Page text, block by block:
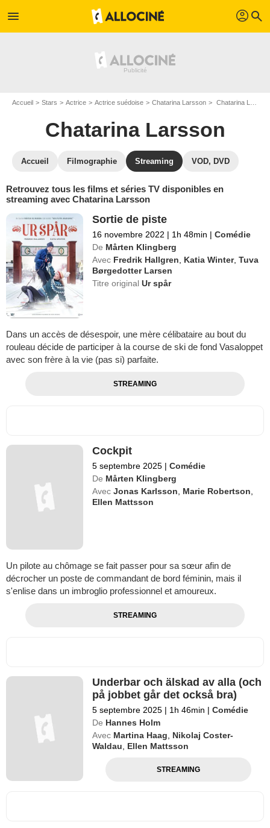
menu profil search
Accueil Stars Actrice Actrice suédoise Chatarina Larsson Chatarina Larsson : Films et séries online
Chatarina Larsson
Accueil Filmographie Streaming VOD, DVD
Retrouvez tous les films et séries TV disponibles en
streaming avec Chatarina Larsson
Sortie de piste
16 novembre 2022 | 1h 48min | Comédie
De Mårten Klingberg
Avec Fredrik Hallgren Katia Winter,Tuva
Børgedotter Larsen
Titre originalUr spår
Dans un accès de désespoir, une mère célibataire au bout du
rouleau décide de participer à la course de ski de fond Vasaloppet
avec son frère à la vie (pas si) parfaite.
STREAMING
Cockpit
5 septembre 2025 | Comédie
De Mårten Klingberg
Avec Jonas Karlsson Marie Robertson
Ellen Mattsson
Un pilote au chômage se fait passer pour sa sœur afin de
décrocher un poste de commandant de bord féminin, mais il
s'enlise dans un imbroglio professionnel et amoureux.
STREAMING
Underbar och älskad av alla (och
på jobbet går det också bra)
5 septembre 2025 | 1h 46min | Comédie
De Hannes Holm
Avec Martina Haag
Nikolaj Coster-
Waldau
Ellen Mattsson
STREAMING